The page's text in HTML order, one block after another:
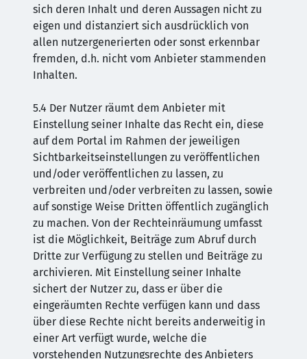
sich deren Inhalt und deren Aussagen nicht zu
eigen und distanziert sich ausdrücklich von
allen nutzergenerierten oder sonst erkennbar
fremden, d.h. nicht vom Anbieter stammenden
Inhalten.
5.4 Der Nutzer räumt dem Anbieter mit
Einstellung seiner Inhalte das Recht ein, diese
auf dem Portal im Rahmen der jeweiligen
Sichtbarkeitseinstellungen zu veröffentlichen
und/oder veröffentlichen zu lassen, zu
verbreiten und/oder verbreiten zu lassen, sowie
auf sonstige Weise Dritten öffentlich zugänglich
zu machen. Von der Rechteinräumung umfasst
ist die Möglichkeit, Beiträge zum Abruf durch
Dritte zur Verfügung zu stellen und Beiträge zu
archivieren. Mit Einstellung seiner Inhalte
sichert der Nutzer zu, dass er über die
eingeräumten Rechte verfügen kann und dass
über diese Rechte nicht bereits anderweitig in
einer Art verfügt wurde, welche die
vorstehenden Nutzungsrechte des Anbieters